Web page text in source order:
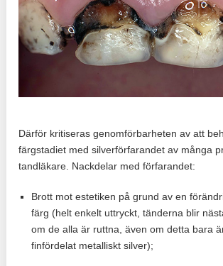
Därför kritiseras genomförbarheten av att
färgstadiet med silverförfarandet av många
tandläkare. Nackdelar med förfarandet:
Brott mot estetiken på grund av en
färg (helt enkelt uttryckt, tänderna blir
om de alla är ruttna, även om detta bara
finfördelat metalliskt silver);